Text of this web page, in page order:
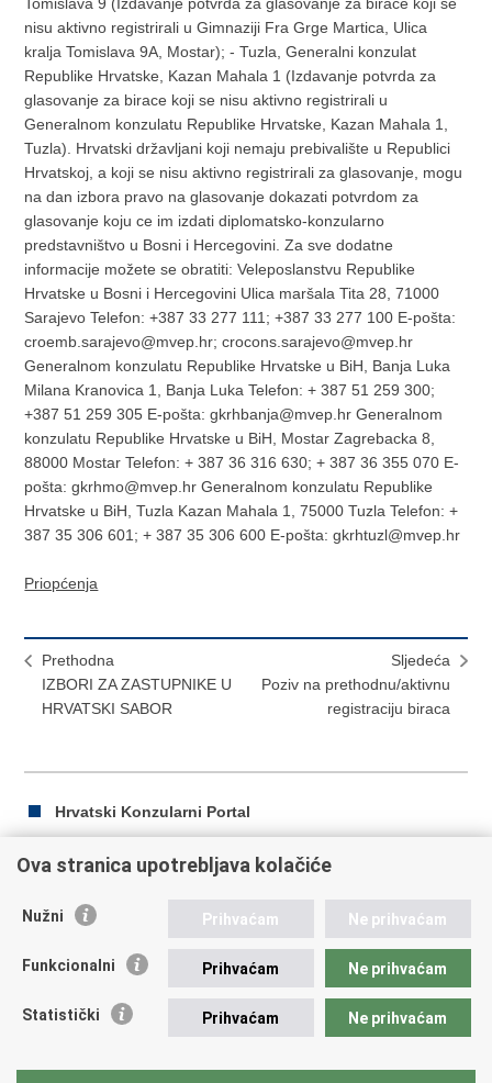
nisu aktivno registrirali u Gimnaziji Fra Grge Martica, Ulica
kralja Tomislava 9A, Mostar); - Tuzla, Generalni konzulat
Republike Hrvatske, Kazan Mahala 1 (Izdavanje potvrda za
glasovanje za birace koji se nisu aktivno registrirali u
Generalnom konzulatu Republike Hrvatske, Kazan Mahala 1,
Tuzla). Hrvatski državljani koji nemaju prebivalište u Republici
Hrvatskoj, a koji se nisu aktivno registrirali za glasovanje, mogu
na dan izbora pravo na glasovanje dokazati potvrdom za
glasovanje koju ce im izdati diplomatsko-konzularno
predstavništvo u Bosni i Hercegovini. Za sve dodatne
informacije možete se obratiti: Veleposlanstvu Republike
Hrvatske u Bosni i Hercegovini Ulica maršala Tita 28, 71000
Sarajevo Telefon: +387 33 277 111; +387 33 277 100 E-pošta:
croemb.sarajevo@mvep.hr; crocons.sarajevo@mvep.hr
Generalnom konzulatu Republike Hrvatske u BiH, Banja Luka
Milana Kranovica 1, Banja Luka Telefon: + 387 51 259 300;
+387 51 259 305 E-pošta: gkrhbanja@mvep.hr Generalnom
konzulatu Republike Hrvatske u BiH, Mostar Zagrebacka 8,
88000 Mostar Telefon: + 387 36 316 630; + 387 36 355 070 E-
pošta: gkrhmo@mvep.hr Generalnom konzulatu Republike
Hrvatske u BiH, Tuzla Kazan Mahala 1, 75000 Tuzla Telefon: +
387 35 306 601; + 387 35 306 600 E-pošta: gkrhtuzl@mvep.hr
Priopćenja
Prethodna
IZBORI ZA ZASTUPNIKE U
HRVATSKI SABOR
Sljedeća
Poziv na prethodnu/aktivnu
registraciju biraca
Hrvatski Konzularni Portal
Ispiši
Podijeli
Facebooku
Twitteru
Republika Hrvatska
Trg N.Š. Zrinskog 7-8, 10000 Zagreb
fax: +385 (0)1 4551 795, +385 (0)1 4920 149
Ova stranica upotrebljava kolačiće
Nužni Prihvaćam Ne prihvaćam
Funkcionalni Prihvaćam Ne prihvaćam
Statistički Prihvaćam Ne prihvaćam